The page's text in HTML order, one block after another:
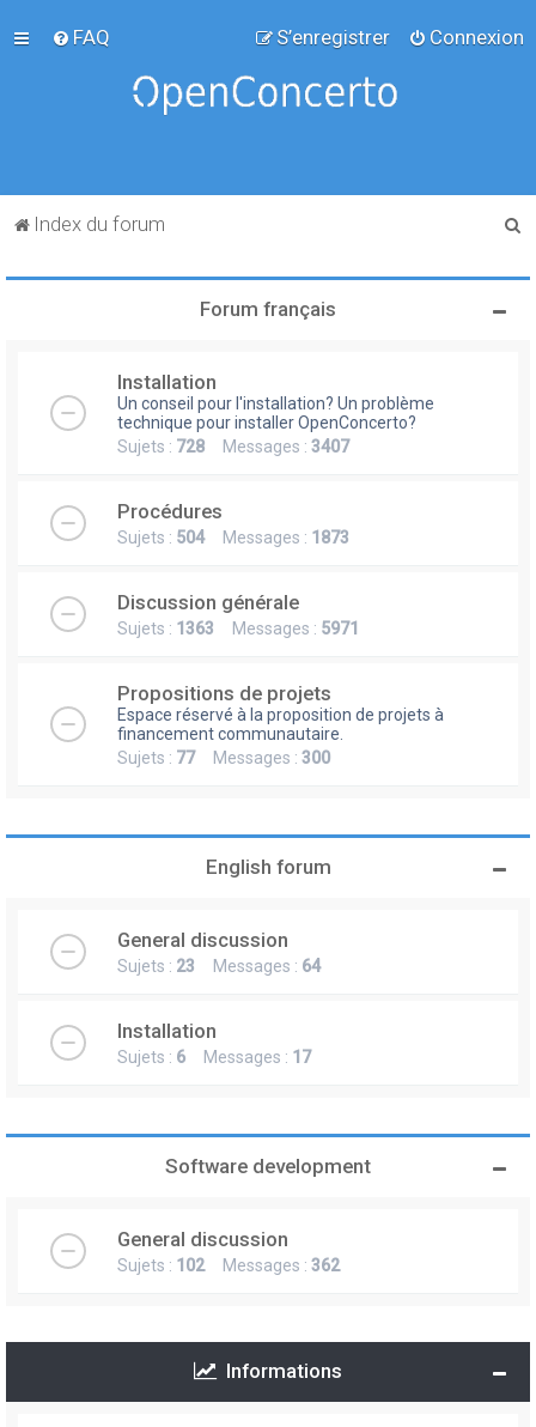
FAQ Connexion
S’enregistrer
Index du forum
Forum français
Installation
Un conseil pour l'installation? Un problème
technique pour installer OpenConcerto?
Sujets : 728 Messages : 3407
Procédures
Sujets : 504Messages : 1873
Discussion générale
Sujets : 1363 Messages : 5971
Propositions de projets
Espace réservé à la proposition de projets à
financement communautaire.
Sujets : 77Messages : 300
English forum
General discussion
Sujets : 23 Messages : 64
Installation
Sujets : 6 Messages : 17
Software development
General discussion
Sujets : 102Messages : 362
Informations